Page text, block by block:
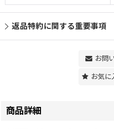
返品特約に関する重要事項
お問
お気に
商品詳細